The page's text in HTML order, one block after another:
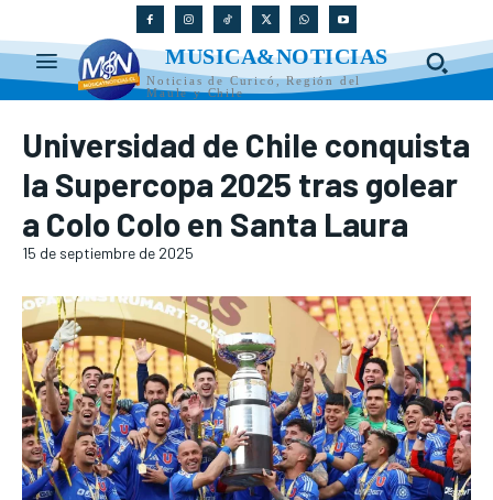
MUSICA&NOTICIAS
Noticias de Curicó, Región del
Maule y Chile
Universidad de Chile conquista
la Supercopa 2025 tras golear
a Colo Colo en Santa Laura
15 de septiembre de 2025